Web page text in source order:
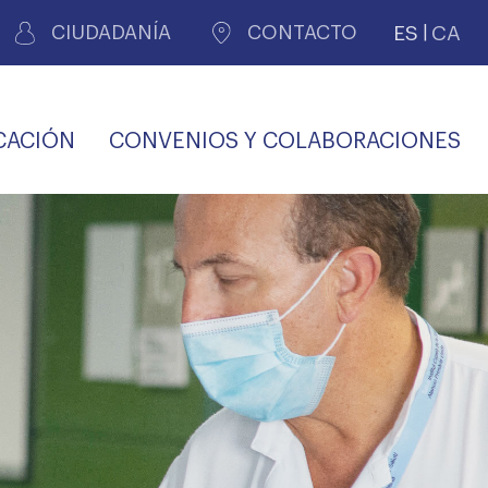
CIUDADANÍA CONTACTO ES CA
MÉDICOS POR
PERITAJE
JUDICIAL
CONVENIOS Y COLABORACIONES
COLEGIALES
PERSONAL LABORAL
COMLL
SALUD Y APOYO AL
MÉDICO
AGENCIA DE
VIDA
PROFESIONAL
OFERTAS Y
PREMIOS Y BECAS TRANSPARENCIA
RECETAS
privada
TRÁMITES CONSULTA
MÉDICA